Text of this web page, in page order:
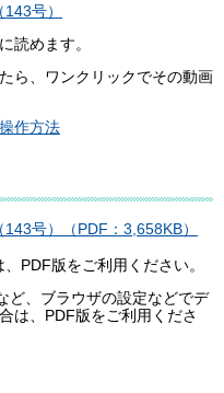
号）
読めます。
ら、ワンクリックでその動画
作方法
号）（PDF：3,658KB）
PDF版をご利用ください。
ど、ブラウザの設定などでデ
は、PDF版をご利用くださ